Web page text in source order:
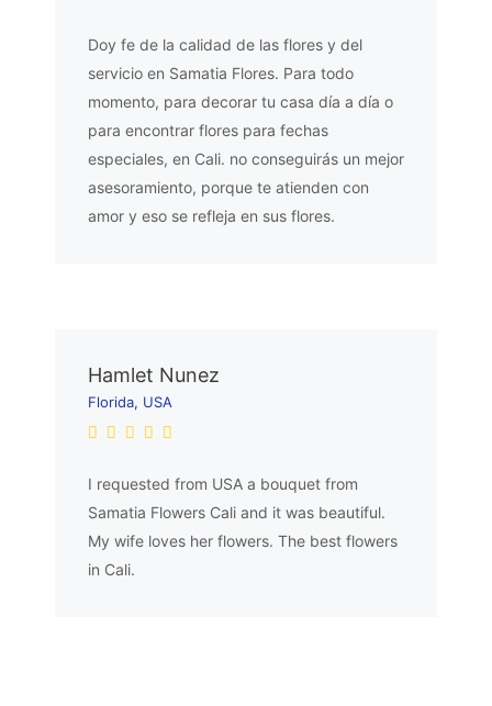
Doy fe de la calidad de las flores y del
servicio en Samatia Flores. Para todo
momento, para decorar tu casa día a día o
para encontrar flores para fechas
especiales, en Cali. no conseguirás un mejor
asesoramiento, porque te atienden con
amor y eso se refleja en sus flores.
Hamlet Nunez
Florida, USA
I requested from USA a bouquet from
Samatia Flowers Cali and it was beautiful.
My wife loves her flowers. The best flowers
in Cali.